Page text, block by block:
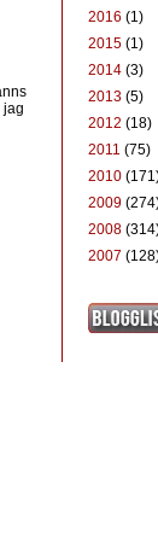
jag
2016 (1)
2015 (1)
2014 (3)
2013 (5)
2012 (18)
2011 (75)
2010
2009
2008
2007